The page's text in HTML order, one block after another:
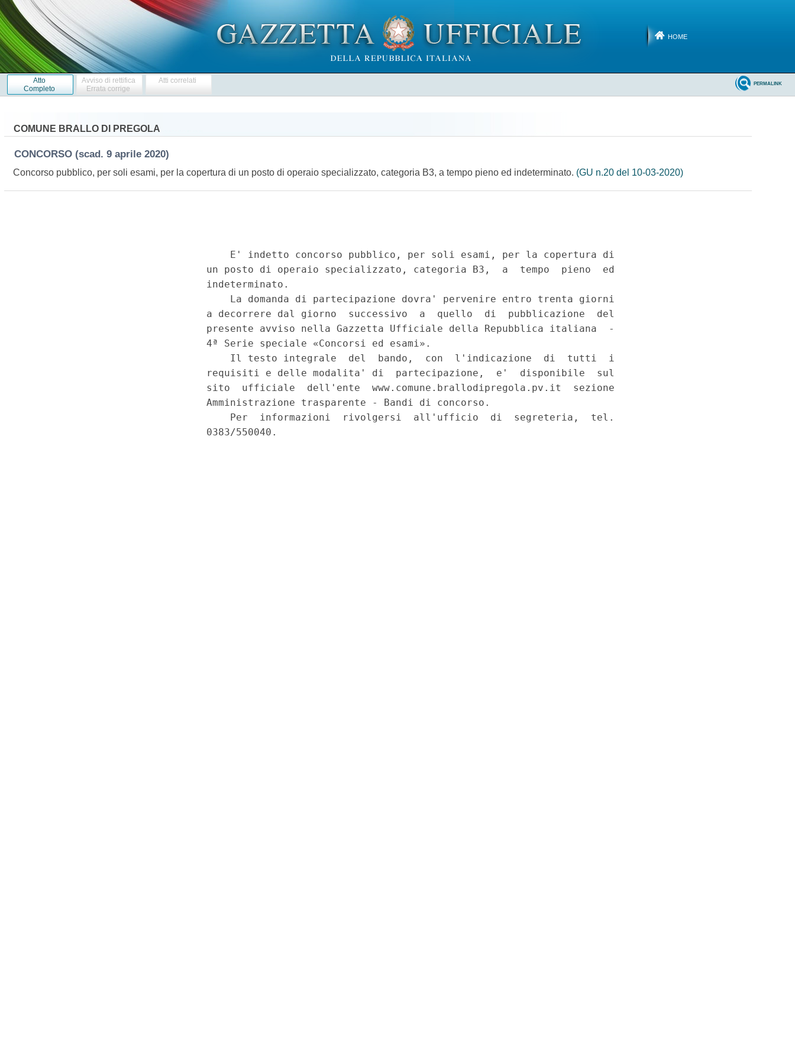
HOME
Atto
Completo
Avviso di rettifica
Errata corrige
Atti correlati PERMALINK
COMUNE BRALLO DI PREGOLA
CONCORSO (scad. 9 aprile 2020)
Concorso pubblico, per soli esami, per la copertura di un posto di operaio specializzato, categoria B3, a tempo pieno ed indeterminato. (GU n.20 del 10-03-2020)